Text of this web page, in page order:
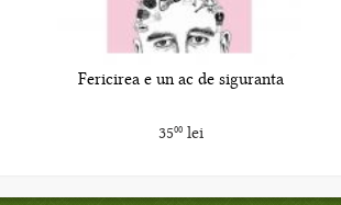
Fericirea e un ac de siguranta
3500lei